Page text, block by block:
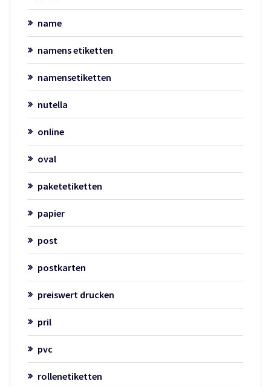
name
namens etiketten
namensetiketten
nutella
online
oval
paketetiketten
papier
post
postkarten
preiswert drucken
pril
pvc
rollenetiketten